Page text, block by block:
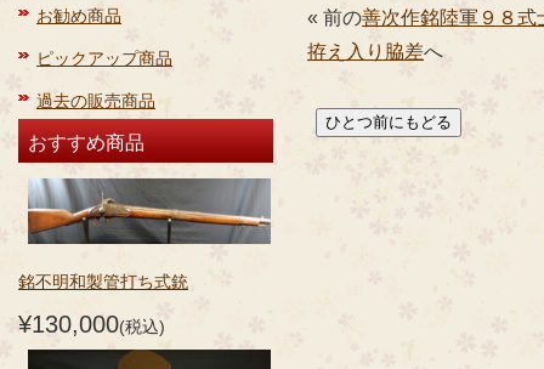
お勧め商品
ピックアップ商品
過去の販売商品
おすすめ商品
銘不明和製管打ち式銃
¥130,000(税込)
« 前の善次作銘陸軍９８式
拵え入り脇差へ